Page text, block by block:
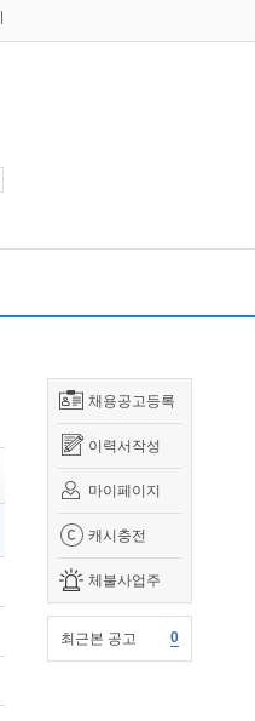
채용공고등록
이력서작성
마이페이지
캐시충전
체불사업주
최근본 공고 0